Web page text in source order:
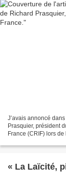
J’avais annoncé
Prasquier, président
France (CRIF) lors
« La Laïcité,